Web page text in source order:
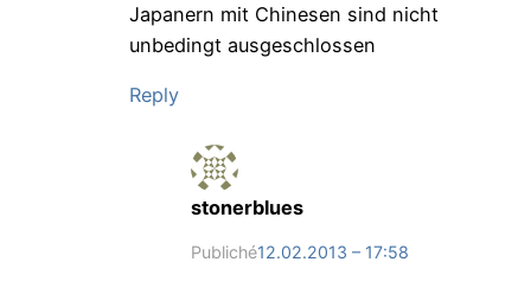
Japanern mit Chinesen sind nicht
unbedingt ausgeschlossen
Reply
stonerblues
Publiché12.02.2013 – 17:58